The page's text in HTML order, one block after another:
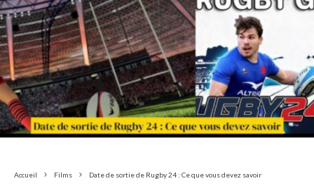
Accueil Films Date de sortie de Rugby 24 : Ce que vous devez savoir